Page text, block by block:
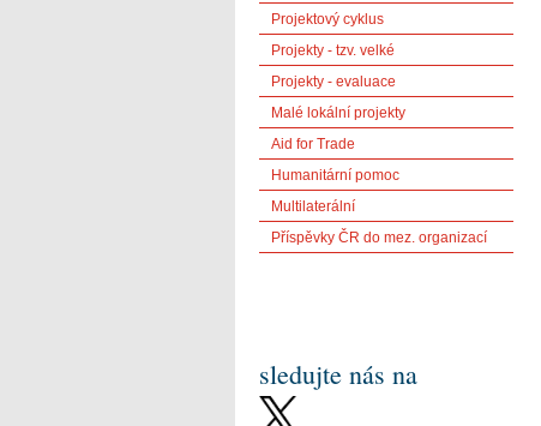
Projektový cyklus
Projekty - tzv. velké
Projekty - evaluace
Malé lokální projekty
Aid for Trade
Humanitární pomoc
Multilaterální
Příspěvky ČR do mez. organizací
sledujte nás na